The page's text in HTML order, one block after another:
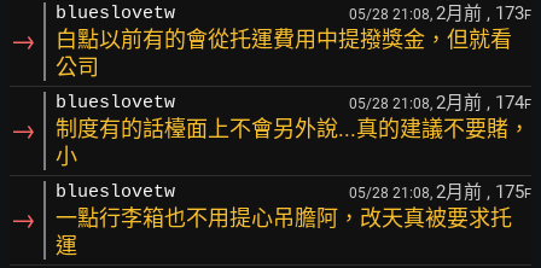
→
blueslovetw 05/28 21:08, 2月前 , 173F
白點以前有的會從托運費用中提撥獎金，但就看
公司
→
blueslovetw 05/28 21:08, 2月前 , 174F
制度有的話檯面上不會另外說...真的建議不要賭，
小
→
blueslovetw 05/28 21:08, 2月前 , 175F
一點行李箱也不用提心吊膽阿，改天真被要求托
運